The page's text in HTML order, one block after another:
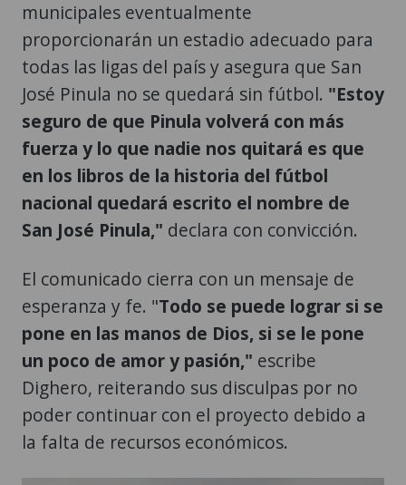
municipales eventualmente
proporcionarán un estadio adecuado para
todas las ligas del país y asegura que San
José Pinula no se quedará sin fútbol. "Estoy
seguro de que Pinula volverá con más
fuerza y lo que nadie nos quitará es que
en los libros de la historia del fútbol
nacional quedará escrito el nombre de
San José Pinula," declara con convicción.
El comunicado cierra con un mensaje de
esperanza y fe. "Todo se puede lograr si se
pone en las manos de Dios, si se le pone
un poco de amor y pasión," escribe
Dighero, reiterando sus disculpas por no
poder continuar con el proyecto debido a
la falta de recursos económicos.